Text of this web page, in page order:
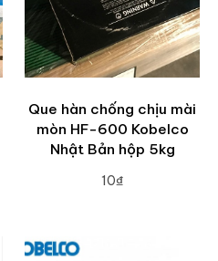
Que hàn chống chịu mài
mòn HF-600 Kobelco
Nhật Bản hộp 5kg
10₫